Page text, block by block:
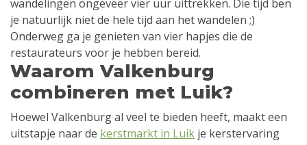
wandelingen ongeveer vier uur uittrekken. Die tijd ben
je natuurlijk niet de hele tijd aan het wandelen ;)
Onderweg ga je genieten van vier hapjes die de
restaurateurs voor je hebben bereid.
Waarom Valkenburg
combineren met Luik?
Hoewel Valkenburg al veel te bieden heeft, maakt een
uitstapje naar de kerstmarkt in Luik je kerstervaring